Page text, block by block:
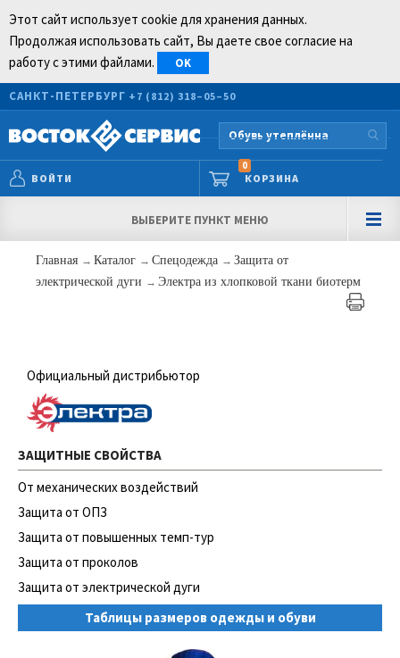
Этот сайт использует cookie для хранения данных.
Продолжая использовать сайт, Вы даете свое согласие на
работу с этими файлами.
OK
САНКТ-ПЕТЕРБУРГ +7 (812) 318–05–50
ВОЙТИ КОРЗИНА
0
ВЫБЕРИТЕ ПУНКТ МЕНЮ
Главная → Каталог → Спецодежда → Защита от
электрической дуги → Электра из хлопковой ткани биотерм
Официальный дистрибьютор
ЗАЩИТНЫЕ СВОЙСТВА
От механических воздействий
Защита от ОПЗ
Защита от повышенных темп-тур
Защита от проколов
Защита от электрической дуги
Таблицы размеров одежды и обуви